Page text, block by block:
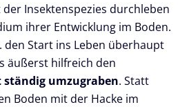
Insektenspezies durchleben
ihrer Entwicklung im Boden.
den Start ins Leben überhaupt
äußerst hilfreich den
umzugraben. Statt
Boden mit der Hacke im